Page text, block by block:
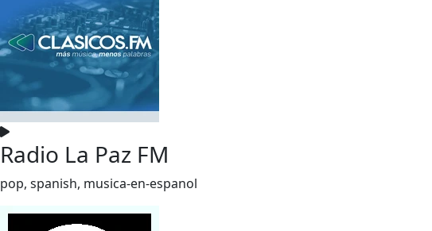
Radio La Paz FM
pop, spanish, musica-en-espanol